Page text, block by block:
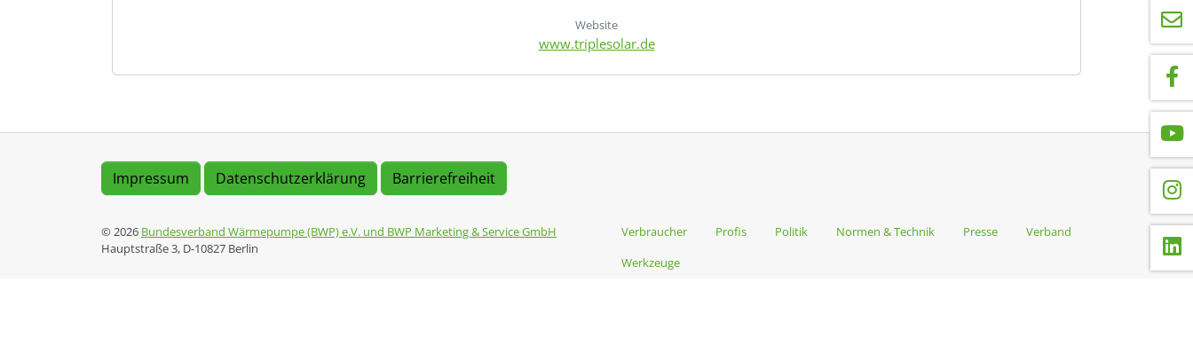
Website
www.triplesolar.de
Impressum Datenschutzerklärung Barrierefreiheit
© 2026 Bundesverband Wärmepumpe (BWP) e.V. und BWP Marketing & Service GmbH
Hauptstraße 3, D-10827 Berlin
Verbraucher Profis Politik Normen & Technik Presse
Verband
Werkzeuge